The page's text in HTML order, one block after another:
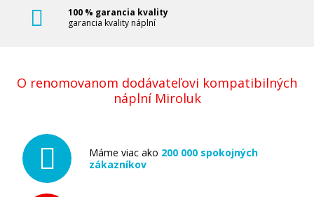
100 % garancia kvality
garancia kvality náplní
O renomovanom dodávateľovi kompatibilných
náplní Miroluk
Máme viac ako 200 000 spokojných
zákazníkov